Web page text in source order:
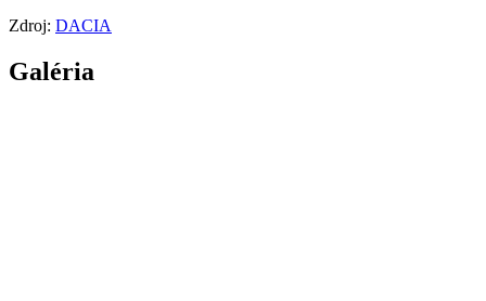
Zdroj: DACIA
Galéria